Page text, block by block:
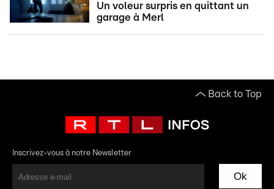
Un voleur surpris en quittant un
garage à Merl
Back to Top
Inscrivez-vous à notre Newsletter
Ok